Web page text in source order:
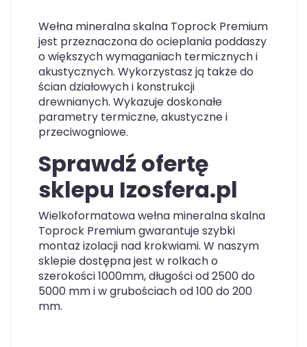
Wełna mineralna skalna Toprock Premium
jest przeznaczona do ocieplania poddaszy
o większych wymaganiach termicznych i
akustycznych. Wykorzystasz ją także do
ścian działowych i konstrukcji
drewnianych. Wykazuje doskonałe
parametry termiczne, akustyczne i
przeciwogniowe.
Sprawdź ofertę
sklepu Izosfera.pl
Wielkoformatowa wełna mineralna skalna
Toprock Premium gwarantuje szybki
montaż izolacji nad krokwiami. W naszym
sklepie dostępna jest w rolkach o
szerokości 1000mm, długości od 2500 do
5000 mm i w grubościach od 100 do 200
mm.